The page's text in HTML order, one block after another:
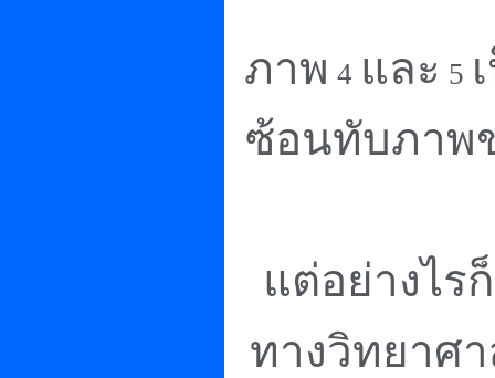
ภาพ 4 และ 5
ซ้อนทับภาพ
แต่อย่างไร
ทางวิทยาศ